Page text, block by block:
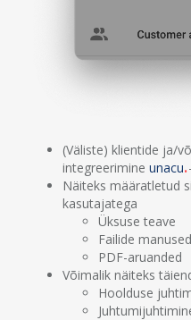
(Väliste) klientide ja/
integreerimine unacu
Näiteks määratletud
kasutajatega
Üksuse teave
Failide manused
PDF-aruanded
Võimalik näiteks
Hoolduse